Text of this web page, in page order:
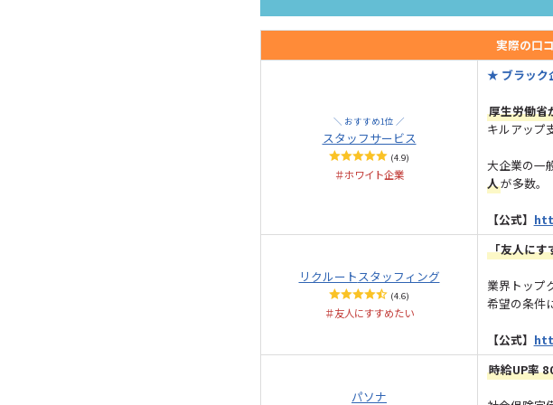
実際の口
＼ おすすめ1位 ／
スタッフサービス
(4.9)
＃ホワイト企業
★ ブラック
厚生労働省
キルアップ
大企業の一
人が多数。
【公式】
リクルート スタッフィング
(4.6)
＃友人にすすめたい
「友人にす
業界トップ
希望の条件
【公式】
パソナ
時給UP率